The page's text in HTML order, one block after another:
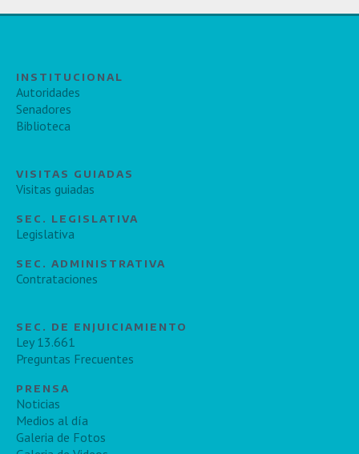
INSTITUCIONAL
Autoridades
Senadores
Biblioteca
VISITAS GUIADAS
Visitas guiadas
SEC. LEGISLATIVA
Legislativa
SEC. ADMINISTRATIVA
Contrataciones
SEC. DE ENJUICIAMIENTO
Ley 13.661
Preguntas Frecuentes
PRENSA
Noticias
Medios al día
Galeria de Fotos